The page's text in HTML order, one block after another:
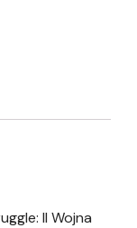
II Wojna